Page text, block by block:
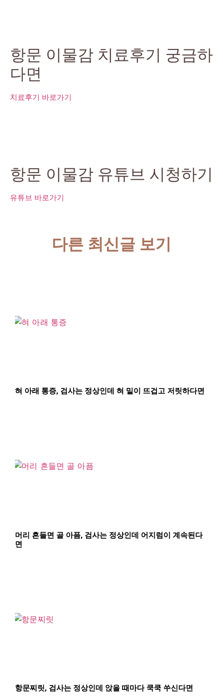
항문 이물감 치료후기 궁금하
다면
치료후기 바로가기
항문 이물감 유튜브 시청하기
유튜브 바로가기
다른 최신글 보기
혀 아래 통증, 검사는 정상인데 혀 밑이 뜨겁고 저릿하다면
머리 흔들면 골 아픔, 검사는 정상인데 어지럼이 계속된다
면
항문찌릿, 검사는 정상인데 앉을 때마다 쿡쿡 쑤신다면